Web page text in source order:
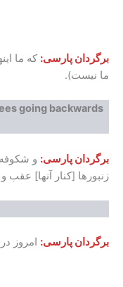
برگردان پارسی: که ما
ما نیست).
going backwards
برگردان پارسی: و
زنبورها [کنار آنها] عقب
برگردان پارسی: امروز